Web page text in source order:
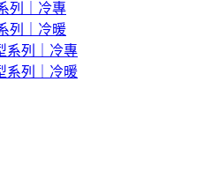
列｜冷專
列｜冷暖
系列｜冷專
系列｜冷暖